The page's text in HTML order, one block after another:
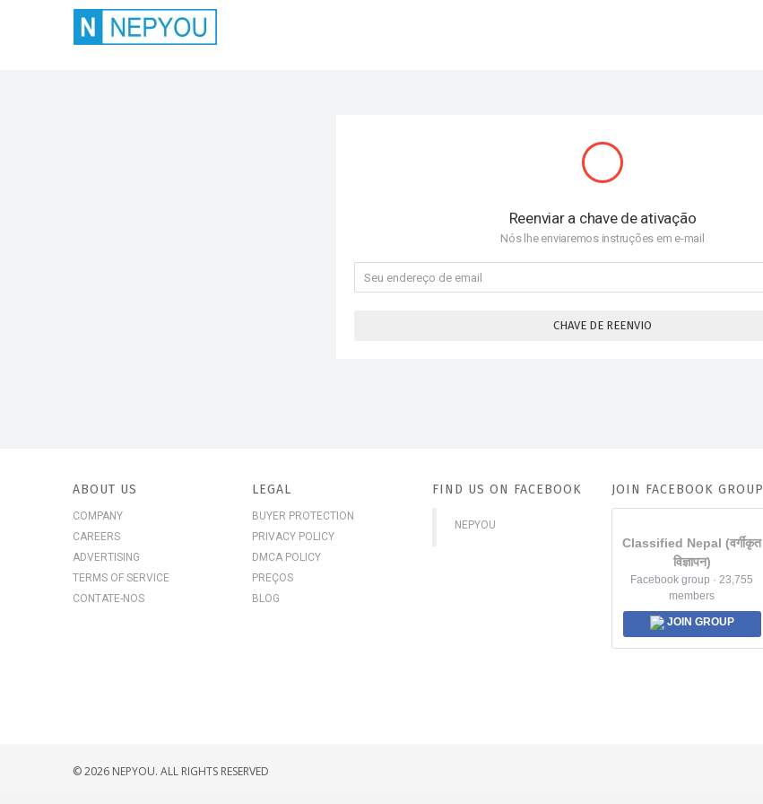
Reenviar a chave de ativação
Nós lhe enviaremos instruções em e-mail
CHAVE DE REENVIO
ABOUT US
COMPANY
CAREERS
ADVERTISING
TERMS OF SERVICE
CONTATE-NOS
LEGAL
BUYER PROTECTION
PRIVACY POLICY
DMCA POLICY
PREÇOS
BLOG
FIND US ON FACEBOOK
NEPYOU
JOIN FACEBOOK GROUP
Classified Nepal (वर्गीकृत
विज्ञापन)
Facebook group · 23,755
members
JOIN GROUP
© 2026 NEPYOU. ALL RIGHTS RESERVED